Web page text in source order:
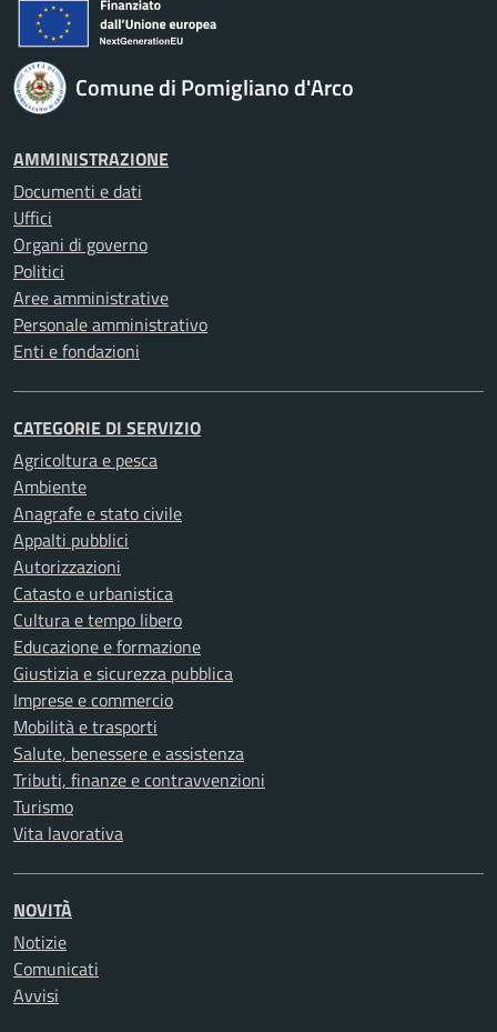
Comune di Pomigliano d'Arco
AMMINISTRAZIONE
Documenti e dati
Uffici
Organi di governo
Politici
Aree amministrative
Personale amministrativo
Enti e fondazioni
CATEGORIE DI SERVIZIO
Agricoltura e pesca
Ambiente
Anagrafe e stato civile
Appalti pubblici
Autorizzazioni
Catasto e urbanistica
Cultura e tempo libero
Educazione e formazione
Giustizia e sicurezza pubblica
Imprese e commercio
Mobilità e trasporti
Salute, benessere e assistenza
Tributi, finanze e contravvenzioni
Turismo
Vita lavorativa
NOVITÀ
Notizie
Comunicati
Avvisi